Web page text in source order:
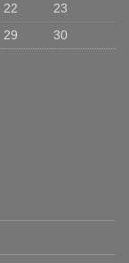
22
23
29
30